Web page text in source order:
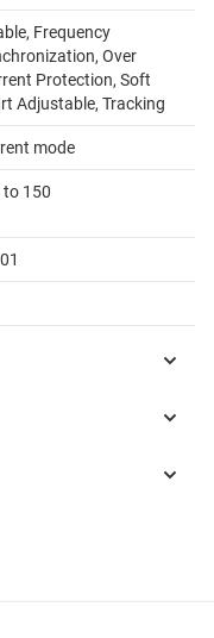
Frequency
Over
Protection, Soft
Adjustable, Tracking
mode
to 150